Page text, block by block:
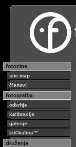
fotozine
site map
članovi
fotografija
odkritje
kalibracija
galerije
kliCkalica™
druženja